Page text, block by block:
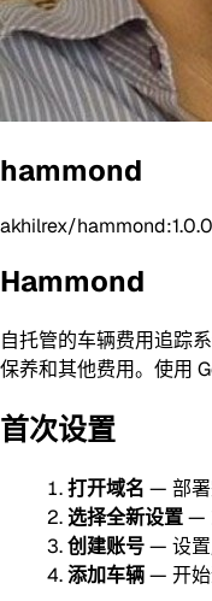
hammond
akhilrex/hammond:1.0.0
Hammond
自托管的车辆费用追踪
保养和其他费用。使用
首次设置
打开域名 — 部署
选择全新设置—
创建账号— 设置
添加车辆— 开始